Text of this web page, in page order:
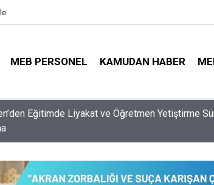
MEB PERSONEL KAMUDAN HABER
Grubu Ataması İçin Öğretmenlere On Binlerce